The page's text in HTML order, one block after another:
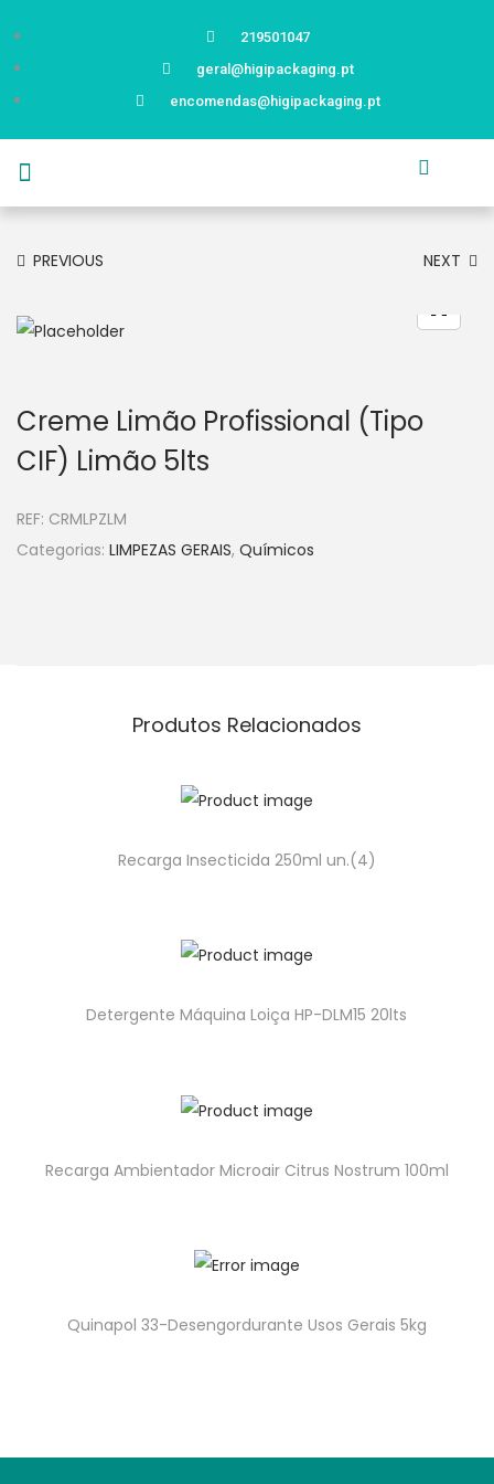
219501047
geral@higipackaging.pt
encomendas@higipackaging.pt
PREVIOUS NEXT
Creme Limão Profissional (Tipo
CIF) Limão 5lts
REF: CRMLPZLM
Categorias: LIMPEZAS GERAIS, Químicos
Produtos Relacionados
Recarga Insecticida 250ml un.(4)
Detergente Máquina Loiça HP-DLM15 20lts
Recarga Ambientador Microair Citrus Nostrum 100ml
Quinapol 33-Desengordurante Usos Gerais 5kg